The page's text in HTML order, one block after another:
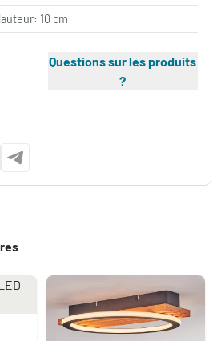
10 cm
Questions sur les produits
?